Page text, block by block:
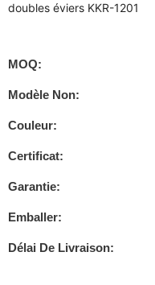
doubles éviers KKR-1201
MOQ:
Modèle Non:
Couleur:
Certificat:
Garantie:
Emballer:
Délai De Livraison: